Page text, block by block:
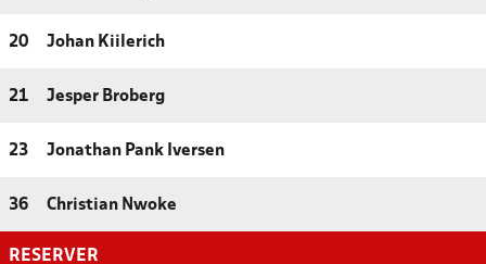
20 Johan Kiilerich
21 Jesper Broberg
23 Jonathan Pank Iversen
36 Christian Nwoke
RESERVER